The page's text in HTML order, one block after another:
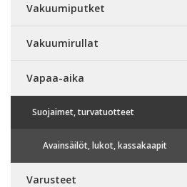
Vakuumiputket
Vakuumirullat
Vapaa-aika
Suojaimet, turvatuotteet
Avainsäilöt, lukot, kassakaapit
Varusteet